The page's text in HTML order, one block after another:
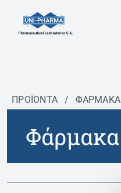
ΠΡΟΪΟΝΤΑ / ΦΆΡΜΑΚΑ
Φάρμακα